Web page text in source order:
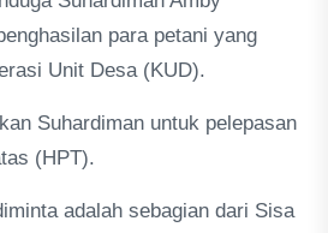
para petani yang
Unit Desa (KUD).
Suhardiman untuk pelepasan
(HPT).
adalah sebagian dari Sisa